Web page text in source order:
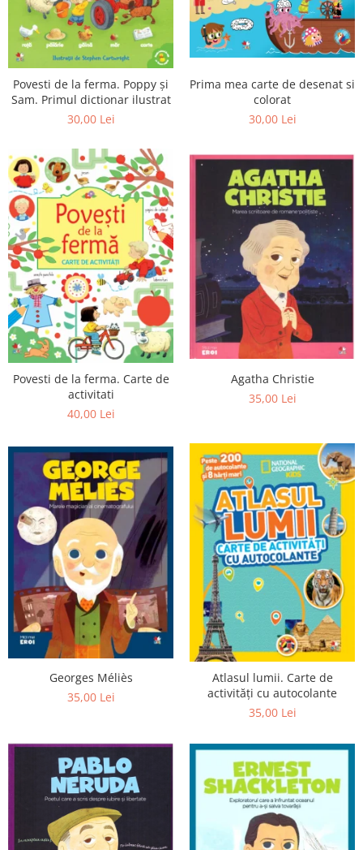
Povesti de la ferma. Poppy și
Sam. Primul dictionar ilustrat
30,00 Lei
Prima mea carte de desenat si
colorat
30,00 Lei
Povesti de la ferma. Carte de
activitati
40,00 Lei
Agatha Christie
35,00 Lei
Georges Méliès
35,00 Lei
Atlasul lumii. Carte de
activități cu autocolante
35,00 Lei